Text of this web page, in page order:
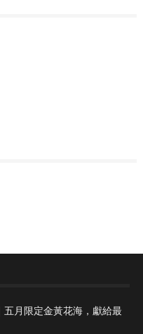
月限定金黃花海，獻給最